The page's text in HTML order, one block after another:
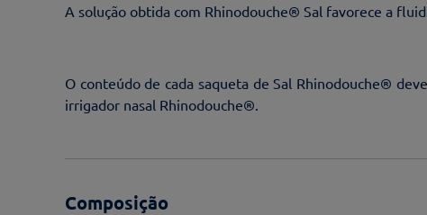
A solução obtida com Rhinodouche® Sal favorece a
O conteúdo de cada saqueta de Sal Rhinodouche®
irrigador nasal Rhinodouche®.
Composição